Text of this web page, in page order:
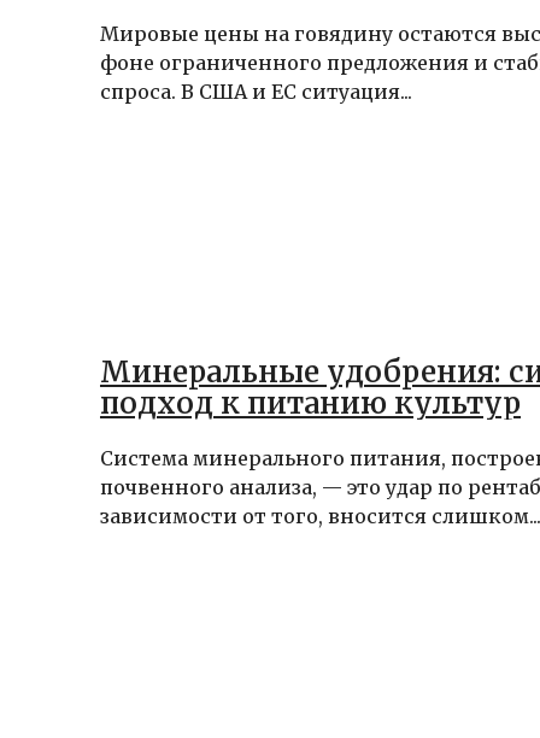
Мировые цены на говядину остаются
фоне ограниченного предложения и
спроса. В США и ЕС ситуация...
Минеральные удобрения:
подход к питанию культур
Система минерального питания,
почвенного анализа, — это удар по
зависимости от того, вносится слишком...